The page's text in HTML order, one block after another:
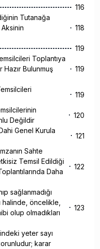
116
Tutanağa
118
119
Toplantıya
Hazır Bulunmuş
119
119
Değildir
120
Genel Kurula
121
Sahte
Temsil Edildiği
Daha
122
sağlanmadığı
halinde, öncelikle,
olup olmadıkları
123
yeter sayı
karar